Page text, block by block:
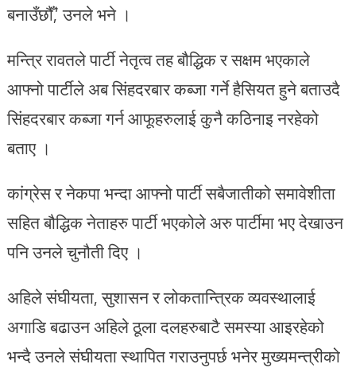
बनाउँछौँ,’ उनले भने ।
मन्त्रि रावतले पार्टी नेतृत्व तह बौद्धिक र सक्षम भएकाले
आफ्नो पार्टीले अब सिंहदरबार कब्जा गर्ने हैसियत हुने बताउदै
सिंहदरबार कब्जा गर्न आफूहरुलाई कुनै कठिनाइ नरहेको
बताए ।
कांग्रेस र नेकपा भन्दा आफ्नो पार्टी सबैजातीको समावेशीता
सहित बौद्धिक नेताहरु पार्टी भएकोले अरु पार्टीमा भए देखाउन
पनि उनले चुनौती दिए ।
अहिले संघीयता, सुशासन र लोकतान्त्रिक व्यवस्थालाई
अगाडि बढाउन अहिले ठूला दलहरुबाटै समस्या आइरहेको
भन्दै उनले संघीयता स्थापित गराउनुपर्छ भनेर मुख्यमन्त्रीको